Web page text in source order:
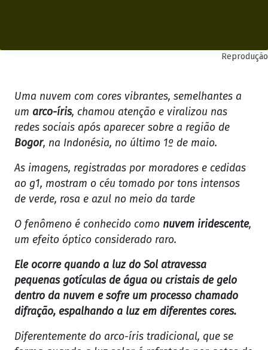
Reprodução
Uma nuvem com cores vibrantes, semelhantes a
um arco-íris, chamou atenção e viralizou nas
redes sociais após aparecer sobre a região de
Bogor, na Indonésia, no último 1º de maio.
As imagens, registradas por moradores e cedidas
ao g1, mostram o céu tomado por tons intensos
de verde, rosa e azul no meio da tarde
O fenômeno é conhecido como nuvem iridescente,
um efeito óptico considerado raro.
Ele ocorre quando a luz do Sol atravessa
pequenas gotículas de água ou cristais de gelo
dentro da nuvem e sofre um processo chamado
difração, espalhando a luz em diferentes cores.
Diferentemente do arco-íris tradicional, que se